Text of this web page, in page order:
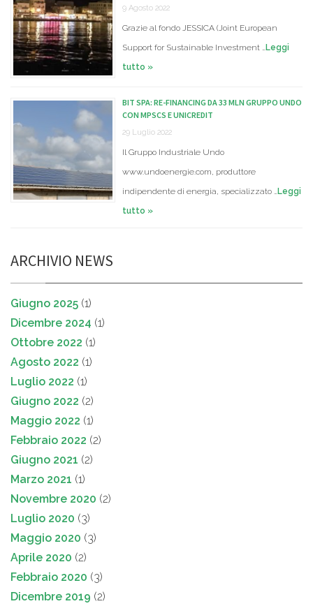
9 Agosto 2022
Grazie al fondo JESSICA (Joint European
Support for Sustainable Investment …Leggi
tutto »
BIT SPA: RE-FINANCING DA 33 MLN GRUPPO UNDO
CON MPSCS E UNICREDIT
29 Luglio 2022
Il Gruppo Industriale Undo
www.undoenergie.com, produttore
indipendente di energia, specializzato …Leggi
tutto »
ARCHIVIO NEWS
Giugno 2025 (1)
Dicembre 2024 (1)
Ottobre 2022 (1)
Agosto 2022 (1)
Luglio 2022 (1)
Giugno 2022 (2)
Maggio 2022 (1)
Febbraio 2022 (2)
Giugno 2021 (2)
Marzo 2021 (1)
Novembre 2020 (2)
Luglio 2020 (3)
Maggio 2020 (3)
Aprile 2020 (2)
Febbraio 2020 (3)
Dicembre 2019 (2)